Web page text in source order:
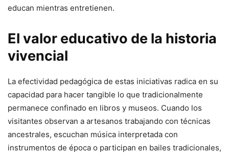
educan mientras entretienen.
El valor educativo de la historia
vivencial
La efectividad pedagógica de estas iniciativas radica en su
capacidad para hacer tangible lo que tradicionalmente
permanece confinado en libros y museos. Cuando los
visitantes observan a artesanos trabajando con técnicas
ancestrales, escuchan música interpretada con
instrumentos de época o participan en bailes tradicionales,